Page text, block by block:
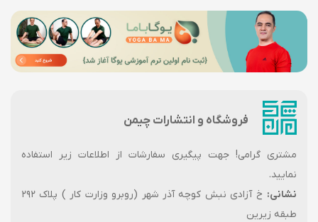
فروشگاه و انتشارات چیمن
مشتری گرامی! جهت پیگیری سفارشات از اطلاعات زیر استفاده
نمایید.
نشانی:
خ آزادی نبش کوچه آذر شهر (روبرو وزارت کار ) پلاک ۲۹۲
طبقه زیرین